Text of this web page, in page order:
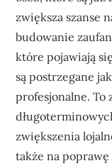
zwiększa szanse
budowanie
które pojawiają
są postrzegane
profesjonalne. To
zwiększenia
także na